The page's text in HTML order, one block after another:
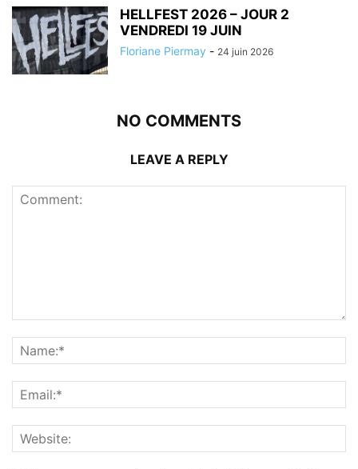
HELLFEST 2026 – JOUR 2
VENDREDI 19 JUIN
Floriane Piermay - 24 juin 2026
NO COMMENTS
LEAVE A REPLY